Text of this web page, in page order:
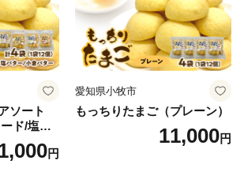
ソート
ド/塩バ
円
愛知県小牧市
もっちりたまご（プレーン）
11,000円